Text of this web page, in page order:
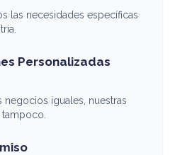
las necesidades específicas
Personalizadas
negocios iguales, nuestras